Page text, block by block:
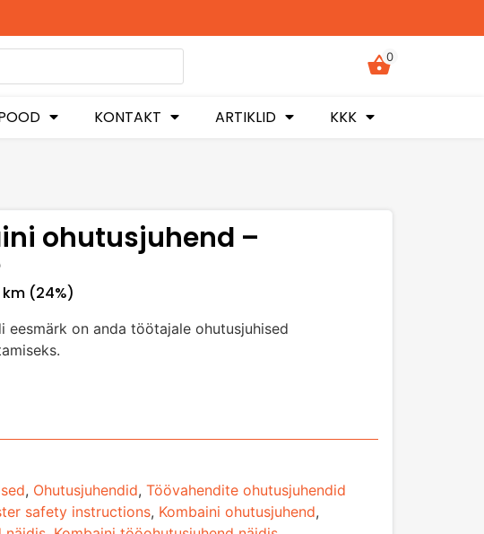
0
KONTAKT ARTIKLID KKK
ohutusjuhend –
km (24%)
eesmärk on anda töötajale ohutusjuhised
, Ohutusjuhendid, Töövahendite ohutusjuhendid
safety instructions, Kombaini ohutusjuhend,